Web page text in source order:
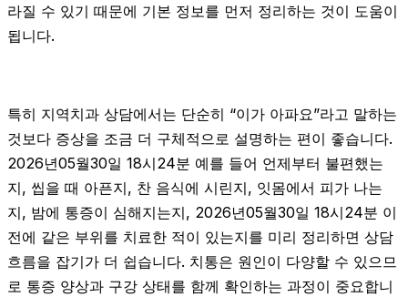
라질 수 있기 때문에 기본 정보를 먼저 정리하는 것이 도움이
됩니다.
특히 지역치과 상담에서는 단순히 “이가 아파요”라고 말하는
것보다 증상을 조금 더 구체적으로 설명하는 편이 좋습니다.
2026년05월30일 18시24분 예를 들어 언제부터 불편했는
지, 씹을 때 아픈지, 찬 음식에 시린지, 잇몸에서 피가 나는
지, 밤에 통증이 심해지는지, 2026년05월30일 18시24분 이
전에 같은 부위를 치료한 적이 있는지를 미리 정리하면 상담
흐름을 잡기가 더 쉽습니다. 치통은 원인이 다양할 수 있으므
로 통증 양상과 구강 상태를 함께 확인하는 과정이 중요합니